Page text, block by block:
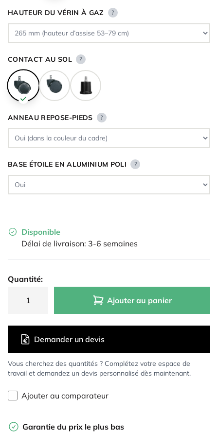
HAUTEUR DU VÉRIN À GAZ ?
CONTACT AU SOL ?
ANNEAU REPOSE-PIEDS ?
BASE ÉTOILE EN ALUMINIUM POLI ?
Disponible
Délai de livraison: 3-6 semaines
Quantité:
Ajouter au panier
Vous cherchez des quantités ? Complétez votre espace de
travail et demandez un devis personnalisé dès maintenant.
Demander un devis
Ajouter au comparateur
Garantie du prix le plus bas